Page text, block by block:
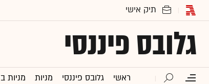
גלובס פיננסי
ראשי גלובס פיננסי מניות מניות